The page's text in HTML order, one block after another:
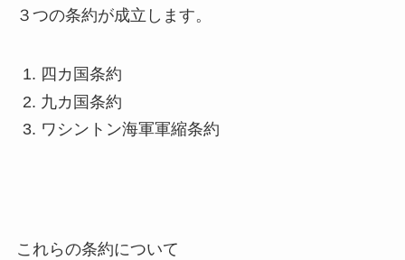
３つの条約が成立します。
四カ国条約
九カ国条約
ワシントン海軍軍縮条約
これらの条約について